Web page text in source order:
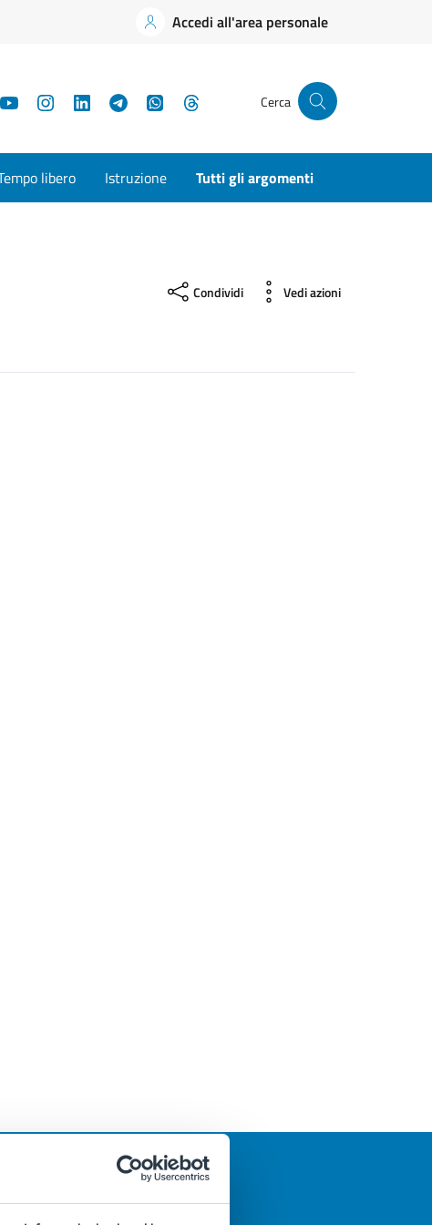
Accedi all'area personale
YouTubeInstagramLinkedInTelegramWhatsApp Cerca
libero Istruzione Tutti gli argomenti
Condividi Vedi azioni